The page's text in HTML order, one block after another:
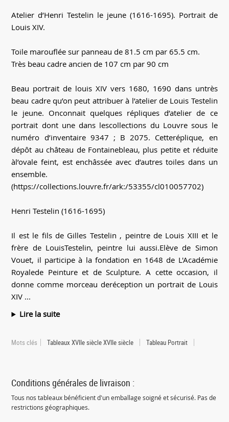
Atelier d’Henri Testelin le jeune (1616-1695). Portrait de
Louis XIV.
Toile marouflée sur panneau de 81.5 cm par 65.5 cm.
Très beau cadre ancien de 107 cm par 90 cm
Beau portrait de louis XIV vers 1680, 1690 dans untrès
beau cadre qu’on peut attribuer à l’atelier de Louis Testelin
le jeune. Onconnait quelques répliques d’atelier de ce
portrait dont une dans lescollections du Louvre sous le
numéro d’inventaire 9347 ; B 2075. Cetteréplique, en
dépôt au château de Fontainebleau, plus petite et réduite
àl’ovale feint, est enchâssée avec d’autres toiles dans un
ensemble.
(https://collections.louvre.fr/ark:/53355/cl010057702)
Henri Testelin (1616-1695)
Il est le fils de Gilles Testelin , peintre de Louis XIII et le
frère de LouisTestelin, peintre lui aussi.Elève de Simon
Vouet, il participe à la fondation en 1648 de L'Académie
Royalede Peinture et de Sculpture. A cette occasion, il
donne comme morceau deréception un portrait de Louis
XIV ...
Lire la suite
Mots clés Tableaux XVIIe siècle XVIIe siècle Tableau Portrait
Conditions générales de livraison :
Tous nos tableaux bénéficient d'un emballage soigné et sécurisé. Pas de
restrictions géographiques.